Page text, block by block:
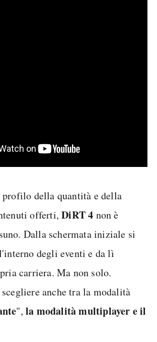
della quantità e della
offerti,DiRT 4 non è
Dalla schermata iniziale si
degli eventi e da lì
carriera. Ma non solo.
anche tra la modalità
",la modalità multiplayer e il